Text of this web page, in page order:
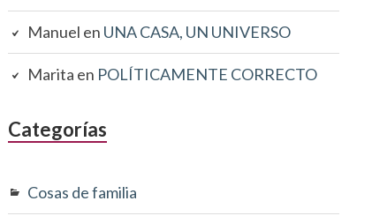
Manuel en UNA CASA, UN UNIVERSO
Marita en POLÍTICAMENTE CORRECTO
Categorías
Cosas de familia